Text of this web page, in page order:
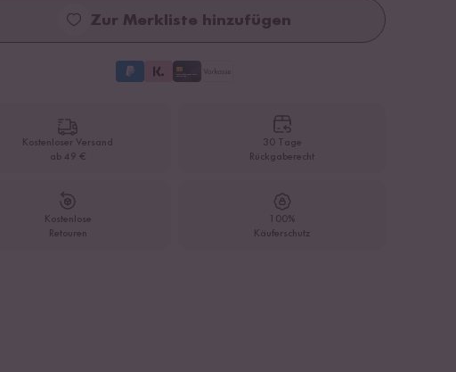
Zur Merkliste hinzufügen
Kostenloser Versand
ab 49 €
30 Tage
Rückgaberecht
Kostenlose
Retouren
100%
Käuferschutz